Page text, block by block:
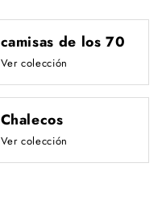
camisas de los 70
Ver colección
Chalecos
Ver colección